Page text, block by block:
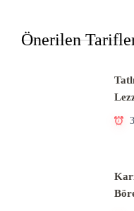
Önerilen